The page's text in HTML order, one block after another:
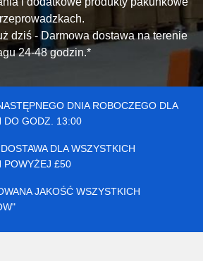
dziś - Darmowa dostawa na terenie
24-48 godzin.*
DNIA ROBOCZEGO DLA
DO GODZ. 13:00
DLA WSZYSTKICH
POWYŻEJ £50
JAKOŚĆ WSZYSTKICH